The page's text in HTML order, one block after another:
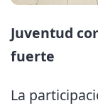
Juventud
fuerte
La